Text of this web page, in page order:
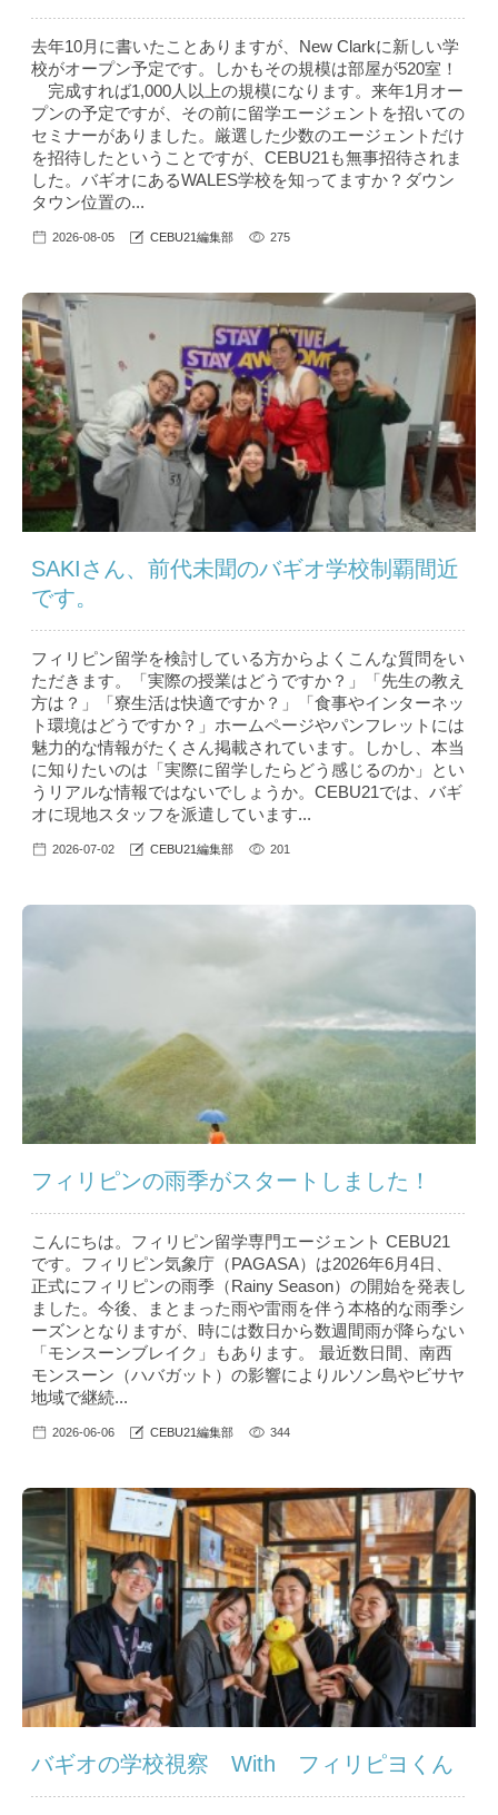
去年10月に書いたことありますが、New Clarkに新しい学
校がオープン予定です。しかもその規模は部屋が520室！
完成すれば1,000人以上の規模になります。来年1月オー
プンの予定ですが、その前に留学エージェントを招いての
セミナーがありました。厳選した少数のエージェントだけ
を招待したということですが、CEBU21も無事招待されま
した。バギオにあるWALES学校を知ってますか？ダウン
タウン位置の...
2026-08-05 CEBU21編集部 275
SAKIさん、前代未聞のバギオ学校制覇間近
です。
フィリピン留学を検討している方からよくこんな質問をい
ただきます。「実際の授業はどうですか？」「先生の教え
方は？」「寮生活は快適ですか？」「食事やインターネッ
ト環境はどうですか？」ホームページやパンフレットには
魅力的な情報がたくさん掲載されています。しかし、本当
に知りたいのは「実際に留学したらどう感じるのか」とい
うリアルな情報ではないでしょうか。CEBU21では、バギ
オに現地スタッフを派遣しています...
2026-07-02 CEBU21編集部 201
フィリピンの雨季がスタートしました！
こんにちは。フィリピン留学専門エージェント CEBU21
です。フィリピン気象庁（PAGASA）は2026年6月4日、
正式にフィリピンの雨季（Rainy Season）の開始を発表し
ました。今後、まとまった雨や雷雨を伴う本格的な雨季シ
ーズンとなりますが、時には数日から数週間雨が降らない
「モンスーンブレイク」もあります。 最近数日間、南西
モンスーン（ハバガット）の影響によりルソン島やビサヤ
地域で継続...
2026-06-06 CEBU21編集部 344
バギオの学校視察 With フィリピヨくん